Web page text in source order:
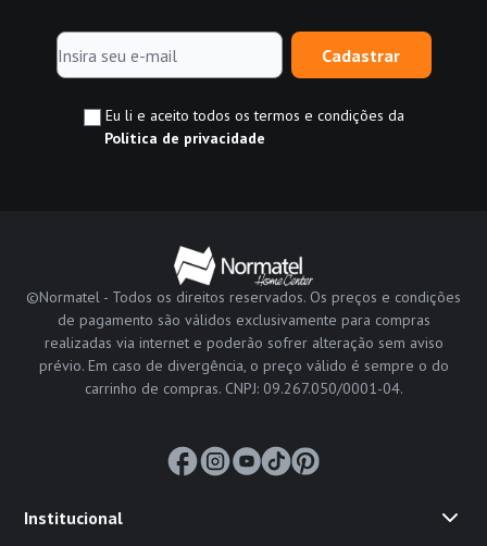
Cadastrar
Eu li e aceito todos os termos e condições da
Política de privacidade
©Normatel - Todos os direitos reservados. Os preços e condições
de pagamento são válidos exclusivamente para compras
realizadas via internet e poderão sofrer alteração sem aviso
prévio. Em caso de divergência, o preço válido é sempre o do
carrinho de compras. CNPJ: 09.267.050/0001-04.
Institucional